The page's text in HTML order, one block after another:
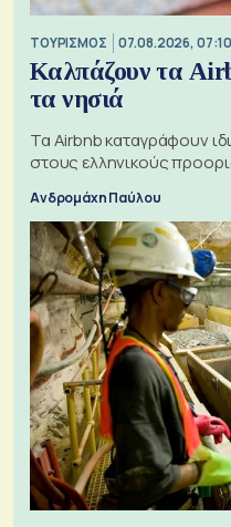
ΤΟΥΡΙΣΜΟΣ 07.08.2026, 07:10
Καλπάζουν τα
τα νησιά
Τα Airbnb καταγράφουν
στους ελληνικούς
Ανδρομάχη Παύλου